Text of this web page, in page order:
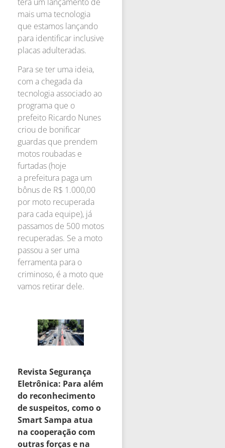
mais uma tecnologia
que estamos lançando
para identificar inclusive
placas adulteradas.
Para se ter uma ideia,
com a chegada da
tecnologia associado ao
programa que o
prefeito Ricardo Nunes
criou de bonificar
guardas que prendem
motos roubadas e
furtadas (hoje
a prefeitura paga um
bônus de R$ 1.000,00
por moto recuperada
para cada equipe), já
passamos de 500 motos
recuperadas. Se a moto
passou a ser uma
ferramenta para o
criminoso, é a moto que
vamos retirar dele.
Revista Segurança
Eletrônica: Para além
do reconhecimento
de suspeitos, como o
Smart Sampa atua
na cooperação com
outras forças e na